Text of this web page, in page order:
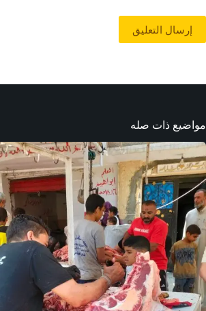
إرسال التعليق
مواضيع ذات صله